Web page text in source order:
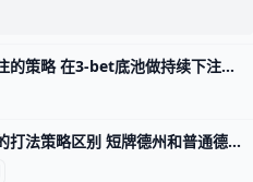
在3-bet底池做持续下注的策略 在3-bet底池做持续下注的策略 上文所述，增加你赢率的一种快速方式是改进你在3-bet底池的持续下注策略。 上次你学习了在两种不同类型的翻牌面
短牌德州和普通德州的打法策略区别 短牌德州和普通德州的打法策略区别 自从几年前初登扑克舞台起，短牌德州已经在扑克圈迅速成长。 最近两年短牌德州已经成为高注额扑克的一个主要项目，不